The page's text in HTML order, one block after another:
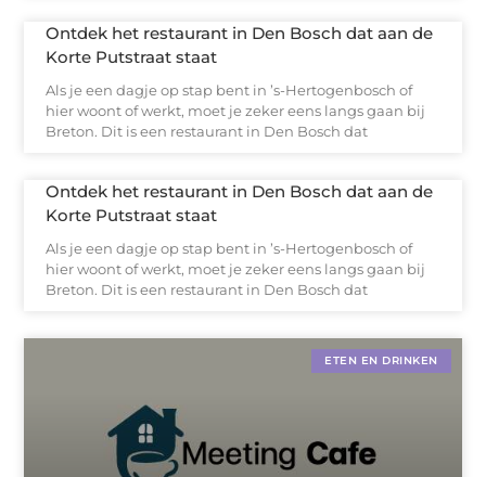
Ontdek het restaurant in Den Bosch dat aan de
Korte Putstraat staat
Als je een dagje op stap bent in ’s-Hertogenbosch of
hier woont of werkt, moet je zeker eens langs gaan bij
Breton. Dit is een restaurant in Den Bosch dat
Ontdek het restaurant in Den Bosch dat aan de
Korte Putstraat staat
Als je een dagje op stap bent in ’s-Hertogenbosch of
hier woont of werkt, moet je zeker eens langs gaan bij
Breton. Dit is een restaurant in Den Bosch dat
ETEN EN DRINKEN